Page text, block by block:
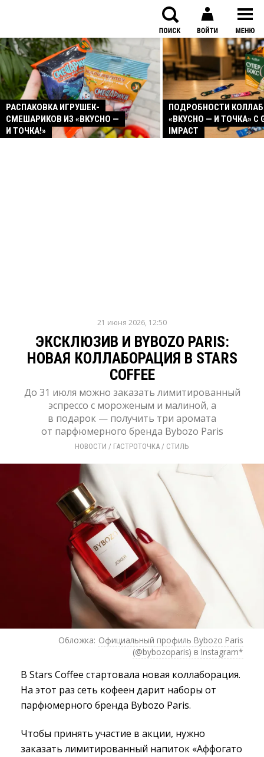
РАСПАКОВКА ИГРУШЕК-
СМЕШАРИКОВ ИЗ «ВКУСНО —
И ТОЧКА!»
ПОДРОБНОСТИ
«ВКУСНО — И ТОЧКА» С
IMPACT
21 июня 2026, 12:50
ЭКСКЛЮЗИВ И BYBOZO PARIS:
НОВАЯ КОЛЛАБОРАЦИЯ В STARS
COFFEE
До 31 июля можно заказать лимитированный
эспрессо с мороженым и малиной, а
в подарок — получить три аромата
от парфюмерного бренда Bybozo Paris
НОВОСТИ / ГАСТРОТОЧКА / СТИЛЬ
Обложка: Официальный профиль Bybozo Paris
(@bybozoparis) в Instagram*
В Stars Coffee стартовала новая коллаборация.
На этот раз сеть кофеен дарит наборы от
парфюмерного бренда Bybozo Paris.
Чтобы принять участие в акции, нужно
заказать лимитированный напиток «Аффогато